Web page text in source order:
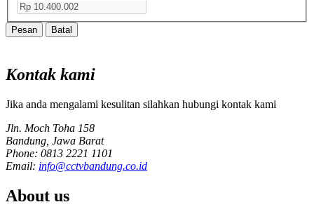
Pesan Batal
Kontak kami
Jika anda mengalami kesulitan silahkan hubungi kontak kami
Jln. Moch Toha 158
Bandung, Jawa Barat
Phone: 0813 2221 1101
Email: info@cctvbandung.co.id
About us